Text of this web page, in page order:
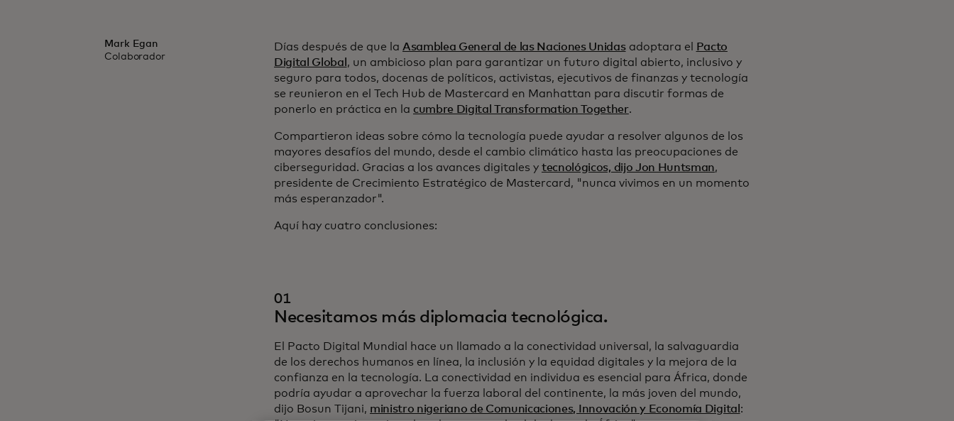
Mark Egan
Colaborador
Días después de que la Asamblea General de las Naciones Unidasadoptara el
Pacto
Digital Global , un ambicioso plan para garantizar un futuro digital abierto, inclusivo y
seguro para todos, docenas de políticos, activistas, ejecutivos de finanzas y tecnología
se reunieron en el Tech Hub de Mastercard en Manhattan para discutir formas de
ponerlo en práctica en la cumbre Digital Transformation Together.
Compartieron ideas sobre cómo la tecnología puede ayudar a resolver algunos de los
mayores desafíos del mundo, desde el cambio climático hasta las preocupaciones de
ciberseguridad. Gracias a los avances digitales y tecnológicos, dijo Jon Huntsman,
presidente de Crecimiento Estratégico de Mastercard, "nunca vivimos en un momento
más esperanzador".
Aquí hay cuatro conclusiones:
01
Necesitamos más diplomacia tecnológica.
El Pacto Digital Mundial hace un llamado a la conectividad universal, la salvaguardia
de los derechos humanos en línea, la inclusión y la equidad digitales y la mejora de la
confianza en la tecnología. La conectividad en individua es esencial para África, donde
podría ayudar a aprovechar la fuerza laboral del continente, la más joven del mundo,
dijo Bosun Tijani, ministro nigeriano de Comunicaciones, Innovación y Economía Digital :